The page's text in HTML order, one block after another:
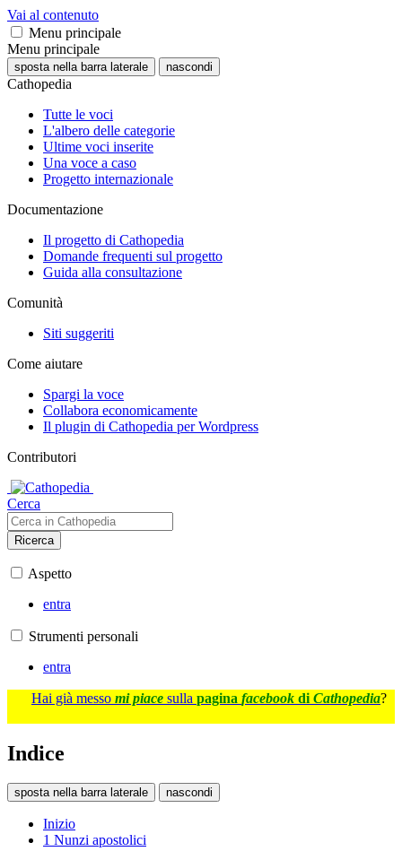
Vai al contenuto
Menu principale
Menu principale
sposta nella barra laterale nascondi
Cathopedia
Tutte le voci
L'albero delle categorie
Ultime voci inserite
Una voce a caso
Progetto internazionale
Documentazione
Il progetto di Cathopedia
Domande frequenti sul progetto
Guida alla consultazione
Comunità
Siti suggeriti
Come aiutare
Spargi la voce
Collabora economicamente
Il plugin di Cathopedia per Wordpress
Contributori
Cerca
Ricerca
Aspetto
entra
Strumenti personali
entra
Hai già messo mi piace sulla pagina facebook di Cathopedia?
Indice
sposta nella barra laterale nascondi
Inizio
1 Nunzi apostolici